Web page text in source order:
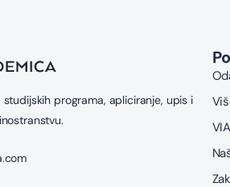
programa, apliciranje, upis i